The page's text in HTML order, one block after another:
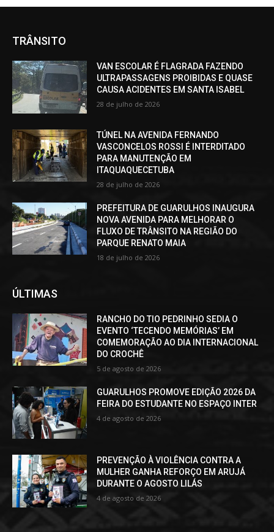
TRÂNSITO
VAN ESCOLAR É FLAGRADA FAZENDO
ULTRAPASSAGENS PROIBIDAS E QUASE
CAUSA ACIDENTES EM SANTA ISABEL
28 de julho de 2026
TÚNEL NA AVENIDA FERNANDO
VASCONCELOS ROSSI É INTERDITADO
PARA MANUTENÇÃO EM
ITAQUAQUECETUBA
28 de julho de 2026
PREFEITURA DE GUARULHOS INAUGURA
NOVA AVENIDA PARA MELHORAR O
FLUXO DE TRÂNSITO NA REGIÃO DO
PARQUE RENATO MAIA
18 de julho de 2026
ÚLTIMAS
RANCHO DO TIO PEDRINHO SEDIA O
EVENTO ‘TECENDO MEMÓRIAS’ EM
COMEMORAÇÃO AO DIA INTERNACIONAL
DO CROCHÊ
5 de agosto de 2026
GUARULHOS PROMOVE EDIÇÃO 2026 DA
FEIRA DO ESTUDANTE NO ESPAÇO INTER
4 de agosto de 2026
PREVENÇÃO À VIOLÊNCIA CONTRA A
MULHER GANHA REFORÇO EM ARUJÁ
DURANTE O AGOSTO LILÁS
4 de agosto de 2026